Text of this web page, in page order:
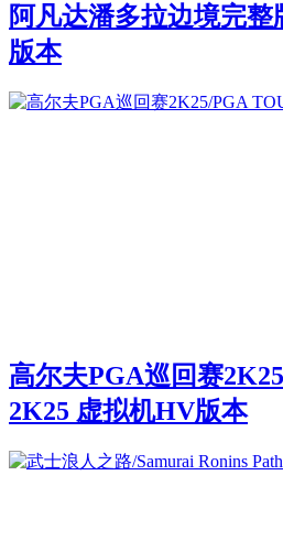
阿凡达潘多拉边境完整
版本
高尔夫PGA巡回赛
2K25 虚拟机HV版本